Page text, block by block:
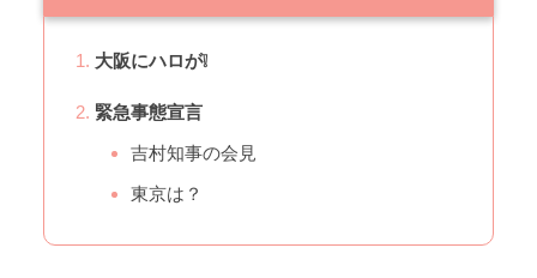
大阪にハロが❕
緊急事態宣言
吉村知事の会見
東京は？